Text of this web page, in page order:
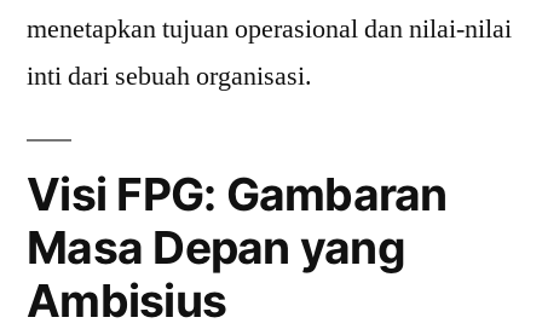
menetapkan tujuan operasional dan nilai-nilai
inti dari sebuah organisasi.
Visi FPG: Gambaran
Masa Depan yang
Ambisius